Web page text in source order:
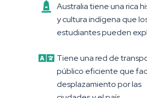
Australia tiene una rica
y cultura indígena que
estudiantes pueden
Tiene una red de
público eficiente que
desplazamiento por las